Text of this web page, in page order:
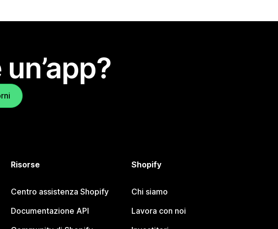
Risorse
Centro assistenza Shopify
Documentazione API
Shopify
Chi siamo
Lavora con noi